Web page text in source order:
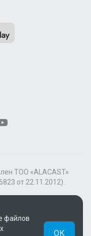
ТОО «ALACAST»
от 22.11.2012).
для «Пакета
файлов
ОК